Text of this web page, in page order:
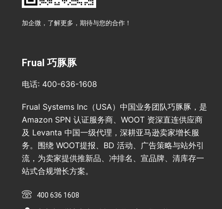
加企微，了解更多，期待与您的合作！
Frual 巧豚豚
电话: 400-636-1608
Frual Systems Inc（USA）中国业务团队巧豚豚，是
Amazon SPN 认证服务商、WOOT 资深直连供应商
及 Levanta 中国一级代理，深耕亚马逊卖家增长服
务。围绕 WOOT提报、BD 活动、广告策略与站外引
流，为卖家提供推新品、冲排名、宣品牌、清库存一
站式合规增长方案。
400 636 1608